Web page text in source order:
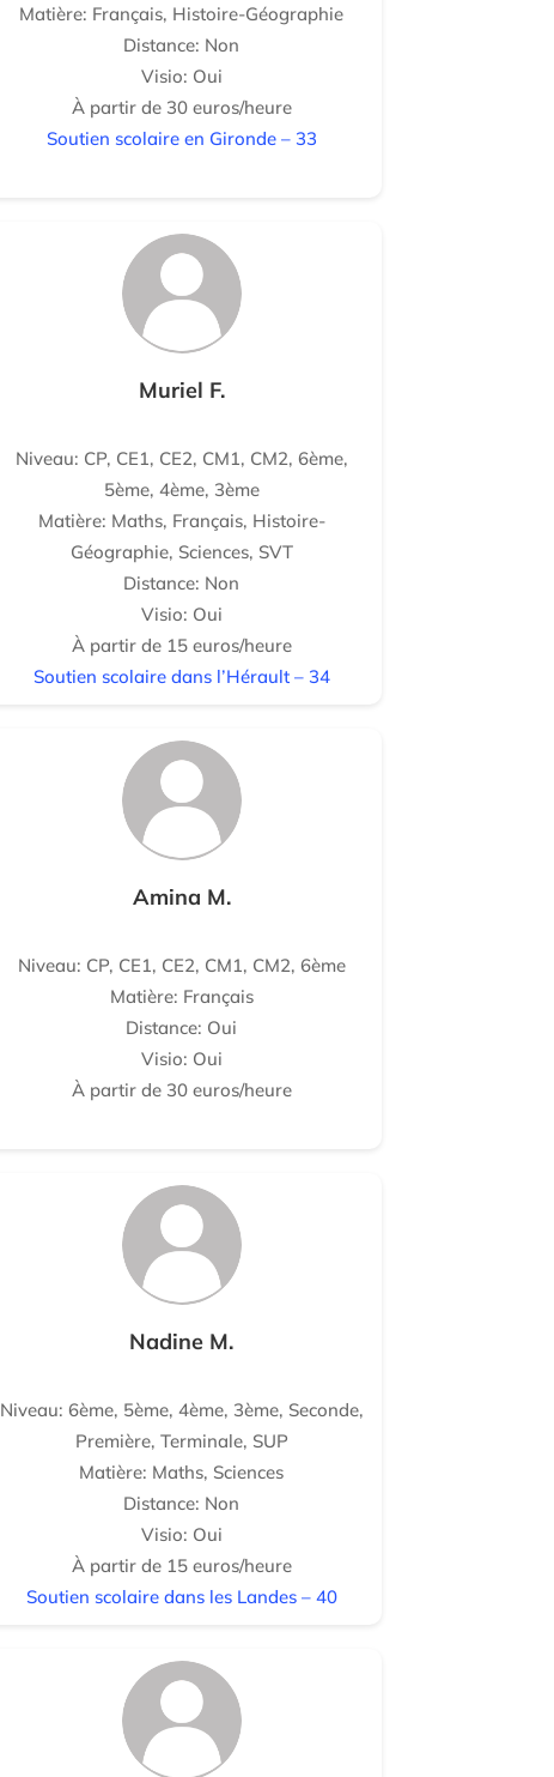
Matière: Français, Histoire-Géographie
Distance: Non
Visio: Oui
À partir de 30 euros/heure
Soutien scolaire en Gironde – 33
Muriel F.
Niveau: CP, CE1, CE2, CM1, CM2, 6ème,
5ème, 4ème, 3ème
Matière: Maths, Français, Histoire-
Géographie, Sciences, SVT
Distance: Non
Visio: Oui
À partir de 15 euros/heure
Soutien scolaire dans l’Hérault – 34
Amina M.
Niveau: CP, CE1, CE2, CM1, CM2, 6ème
Matière: Français
Distance: Oui
Visio: Oui
À partir de 30 euros/heure
Nadine M.
Niveau: 6ème, 5ème, 4ème, 3ème, Seconde,
Première, Terminale, SUP
Matière: Maths, Sciences
Distance: Non
Visio: Oui
À partir de 15 euros/heure
Soutien scolaire dans les Landes – 40